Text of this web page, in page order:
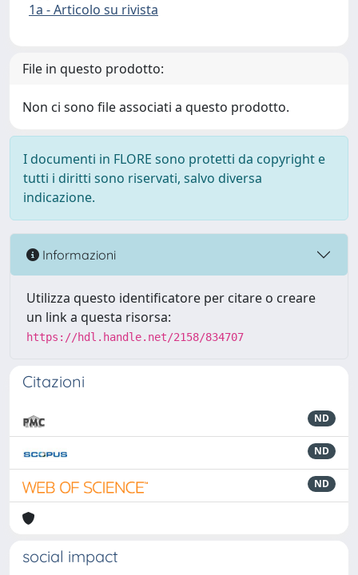
1a - Articolo su rivista
File in questo prodotto:
Non ci sono file associati a questo prodotto.
I documenti in FLORE sono protetti da copyright e
tutti i diritti sono riservati, salvo diversa
indicazione.
Informazioni
Utilizza questo identificatore per citare o creare
un link a questa risorsa:
https://hdl.handle.net/2158/834707
Citazioni
ND
ND
ND
social impact